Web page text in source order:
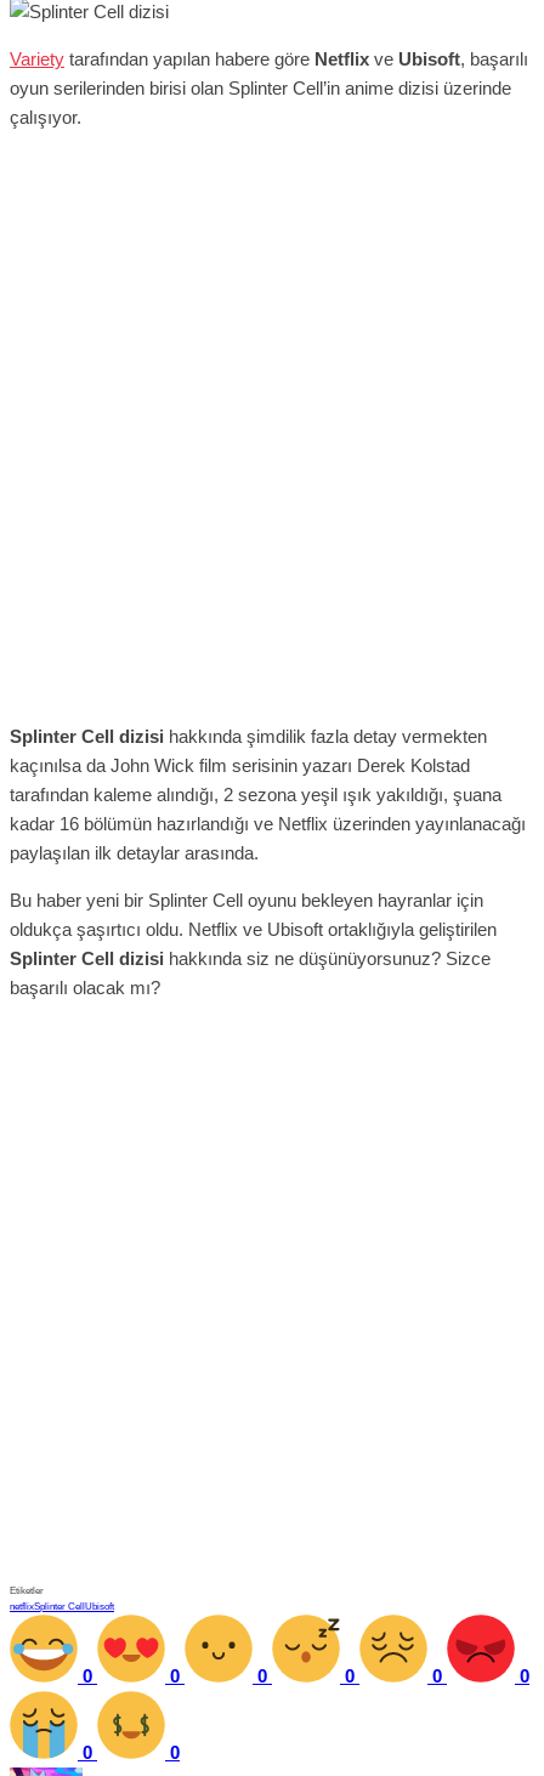
Variety tarafından yapılan habere göre Netflix ve Ubisoft, başarılı
oyun serilerinden birisi olan Splinter Cell’in anime dizisi üzerinde
çalışıyor.
Splinter Cell dizisi hakkında şimdilik fazla detay vermekten
kaçınılsa da John Wick film serisinin yazarı Derek Kolstad
tarafından kaleme alındığı, 2 sezona yeşil ışık yakıldığı, şuana
kadar 16 bölümün hazırlandığı ve Netflix üzerinden yayınlanacağı
paylaşılan ilk detaylar arasında.
Bu haber yeni bir Splinter Cell oyunu bekleyen hayranlar için
oldukça şaşırtıcı oldu. Netflix ve Ubisoft ortaklığıyla geliştirilen
Splinter Cell dizisi hakkında siz ne düşünüyorsunuz? Sizce
başarılı olacak mı?
Etiketler
netflixSplinter Cell Ubisoft
0 0 0 0 0 0
0 0